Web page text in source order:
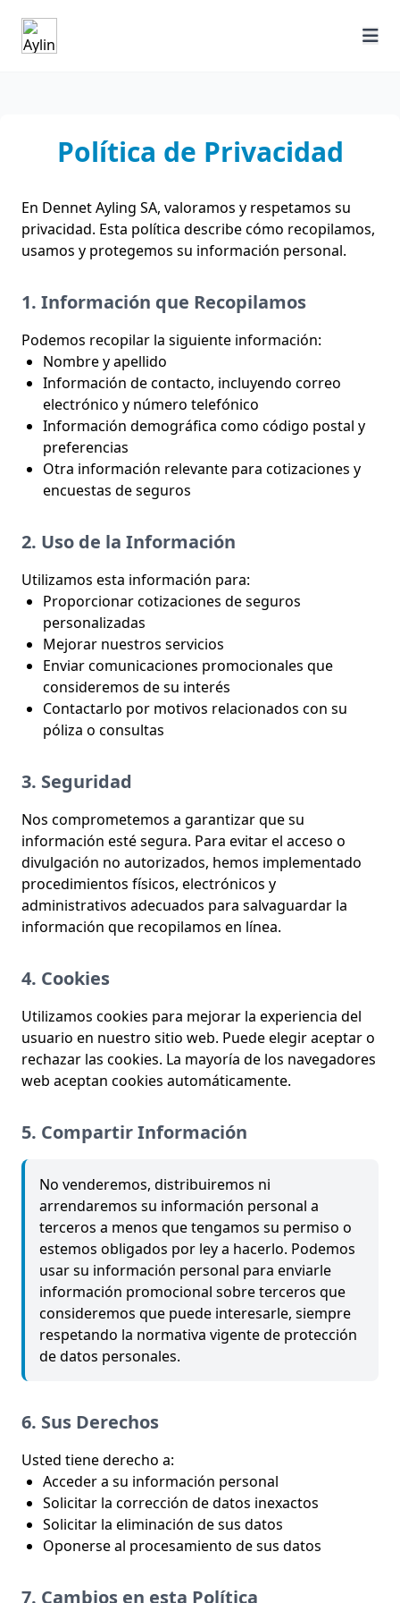
Política de Privacidad
En Dennet Ayling SA, valoramos y respetamos su
privacidad. Esta política describe cómo recopilamos,
usamos y protegemos su información personal.
1. Información que Recopilamos
Podemos recopilar la siguiente información:
Nombre y apellido
Información de contacto, incluyendo correo
electrónico y número telefónico
Información demográfica como código postal y
preferencias
Otra información relevante para cotizaciones y
encuestas de seguros
2. Uso de la Información
Utilizamos esta información para:
Proporcionar cotizaciones de seguros
personalizadas
Mejorar nuestros servicios
Enviar comunicaciones promocionales que
consideremos de su interés
Contactarlo por motivos relacionados con su
póliza o consultas
3. Seguridad
Nos comprometemos a garantizar que su
información esté segura. Para evitar el acceso o
divulgación no autorizados, hemos implementado
procedimientos físicos, electrónicos y
administrativos adecuados para salvaguardar la
información que recopilamos en línea.
4. Cookies
Utilizamos cookies para mejorar la experiencia del
usuario en nuestro sitio web. Puede elegir aceptar o
rechazar las cookies. La mayoría de los navegadores
web aceptan cookies automáticamente.
5. Compartir Información
No venderemos, distribuiremos ni
arrendaremos su información personal a
terceros a menos que tengamos su permiso o
estemos obligados por ley a hacerlo. Podemos
usar su información personal para enviarle
información promocional sobre terceros que
consideremos que puede interesarle, siempre
respetando la normativa vigente de protección
de datos personales.
6. Sus Derechos
Usted tiene derecho a:
Acceder a su información personal
Solicitar la corrección de datos inexactos
Solicitar la eliminación de sus datos
Oponerse al procesamiento de sus datos
7. Cambios en esta Política